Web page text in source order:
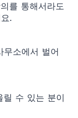
를 통해서라도
.
소에서 벌어
릴 수 있는 분이